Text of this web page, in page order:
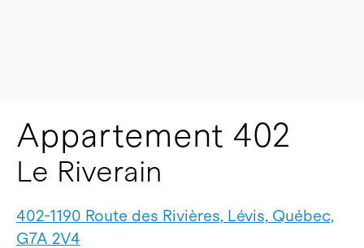
Appartement 402
Le Riverain
402-1190 Route des Rivières, Lévis, Québec,
G7A 2V4